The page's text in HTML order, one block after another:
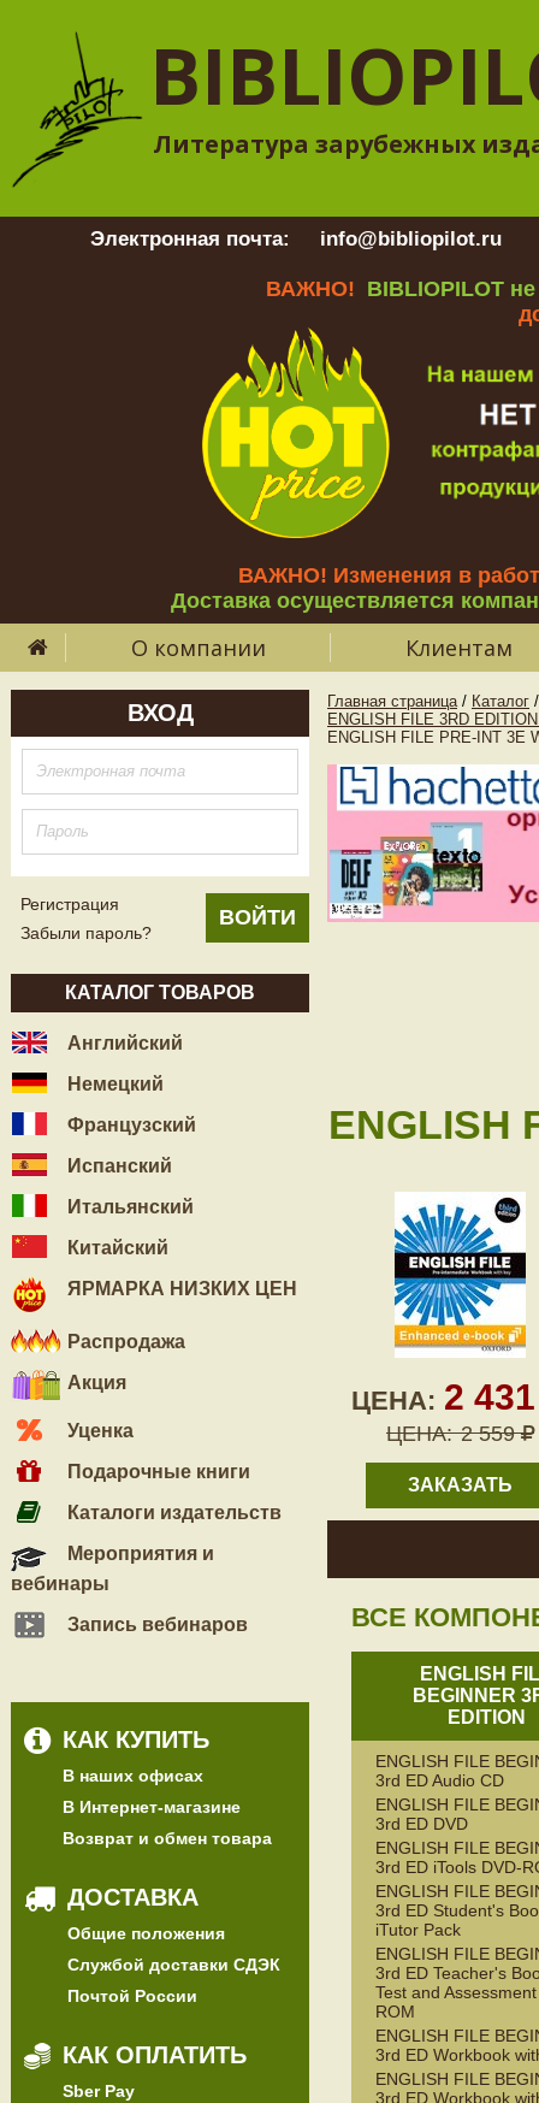
Литература зарубежных
Электронная почта: info@bibliopilot.ru
ВАЖНО! BIBLIOPILOT
ВАЖНО! Изменения в
Доставка осуществляется
О компании Клиентам
ВХОД
Регистрация
Забыли пароль?
КАТАЛОГ ТОВАРОВ
Английский
Немецкий
Французский
Испанский
Итальянский
Китайский
ЯРМАРКА НИЗКИХ ЦЕН
Распродажа
Акция
Уценка
Подарочные книги
Каталоги издательств
Мероприятия и
вебинары
Запись вебинаров
КАК КУПИТЬ
В наших офисах
В Интернет-магазине
Возврат и обмен товара
ДОСТАВКА
Общие положения
Службой доставки СДЭК
Почтой России
КАК ОПЛАТИТЬ
Sber Pay
Главная страница / Каталог /
ENGLISH FILE 3RD
ENGLISH FILE PRE-INT 3E
ENGLISH
ЦЕНА: 2
ЦЕНА: 2 559
ЗАКАЗАТЬ
ВСЕ
ENGLISH
BEGINNER
EDITION
ENGLISH FILE
3rd ED Audio CD
ENGLISH FILE
3rd ED DVD
ENGLISH FILE
3rd ED iTools DVD-
ENGLISH FILE
3rd ED Student's
iTutor Pack
ENGLISH FILE
3rd ED Teacher's
Test and
ROM
ENGLISH FILE
3rd ED Workbook
ENGLISH FILE
3rd ED Workbook